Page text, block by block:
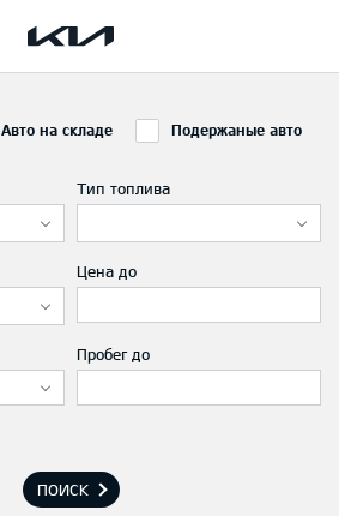
Авто на складе Подержаные авто
Тип топлива
Цена до
Пробег до
ПОИСК